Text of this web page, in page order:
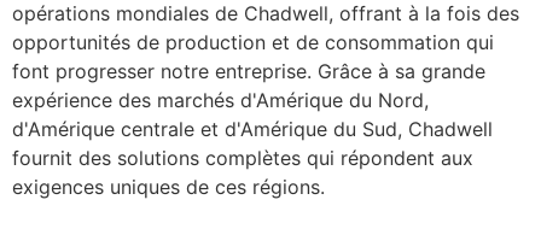
opérations mondiales de Chadwell, offrant à la fois des
opportunités de production et de consommation qui
font progresser notre entreprise. Grâce à sa grande
expérience des marchés d'Amérique du Nord,
d'Amérique centrale et d'Amérique du Sud, Chadwell
fournit des solutions complètes qui répondent aux
exigences uniques de ces régions.